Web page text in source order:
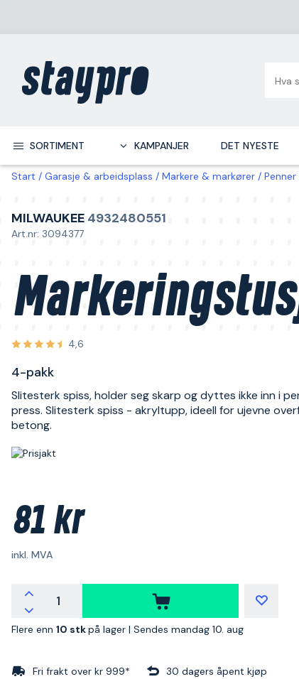
SORTIMENT KAMPANJER DET NYESTE
Start Garasje & arbeidsplass Markere & markører Penner
MILWAUKEE 4932480551
Art.nr: 3094377
4,6
4-pakk
Slitesterk spiss, holder seg skarp og dyttes ikke inn i
press. Slitesterk spiss - akryltupp, ideell for ujevne
betong.
81 kr
inkl. MVA
Flere enn 10 stkpå lager | Sendes mandag 10. aug
Fri frakt over kr 999* 30 dagers åpent kjøp